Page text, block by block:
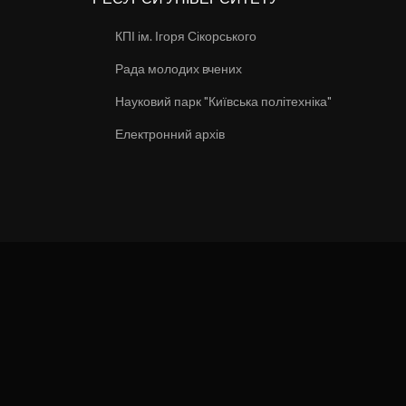
КПІ ім. Ігоря Сікорського
Рада молодих вчених
Науковий парк "Київська політехніка"
Електронний архів